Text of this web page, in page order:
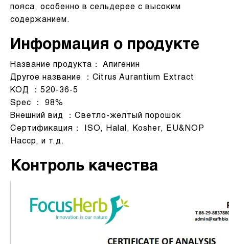
пояса, особенно в сельдерее с высоким
содержанием.
Информация о продукте
Название продукта： Апигенин
Другое название ：Citrus Aurantium Extract
КОД ：520-36-5
Spec ： 98%
Внешний вид ：Светло-желтый порошок
Сертификация： ISO, Halal, Kosher, EU&NOP
Haccp, и т.д.
Контроль качества